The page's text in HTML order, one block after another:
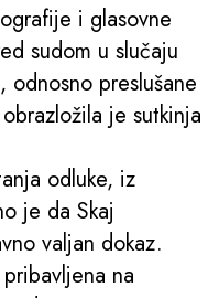
i glasovne
sudom u slučaju
odnosno preslušane
je sutkinja
odluke, iz
je da Skaj
valjan dokaz.
na